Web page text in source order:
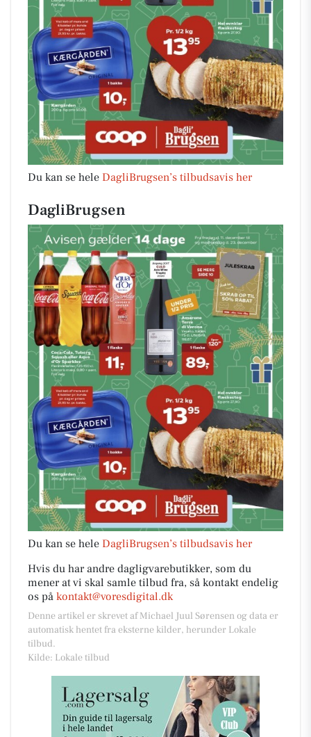
Du kan se hele DagliBrugsen’s tilbudsavis her
DagliBrugsen
Du kan se hele DagliBrugsen’s tilbudsavis her
Hvis du har andre dagligvarebutikker, som du
mener at vi skal samle tilbud fra, så kontakt endelig
os på kontakt@voresdigital.dk
Denne artikel er skrevet af Michael Juul Sørensen og data er
automatisk hentet fra eksterne kilder, herunder Lokale
tilbud.
Kilde: Lokale tilbud